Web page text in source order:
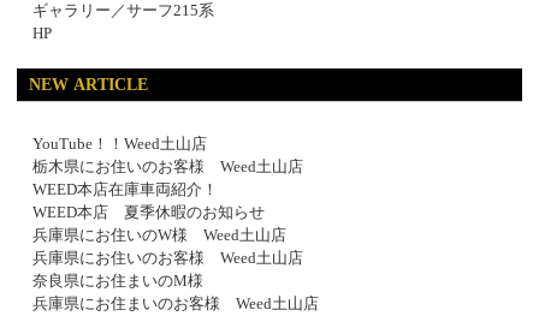
ギャラリー／サーフ215系
HP
NEW ARTICLE
YouTube！！Weed土山店
栃木県にお住いのお客様 Weed土山店
WEED本店在庫車両紹介！
WEED本店 夏季休暇のお知らせ
兵庫県にお住いのW様 Weed土山店
兵庫県にお住いのお客様 Weed土山店
奈良県にお住まいのM様
兵庫県にお住まいのお客様 Weed土山店